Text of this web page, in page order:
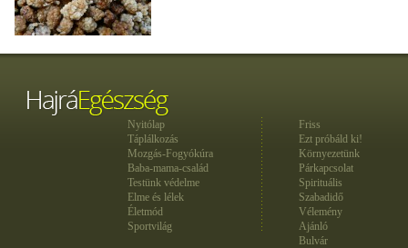
Nyitólap
Táplálkozás
Mozgás-Fogyókúra
Baba-mama-család
Testünk védelme
Elme és lélek
Életmód
Sportvilág
Friss
Ezt próbáld ki!
Környezetünk
Párkapcsolat
Spirituális
Szabadidő
Vélemény
Ajánló
Bulvár